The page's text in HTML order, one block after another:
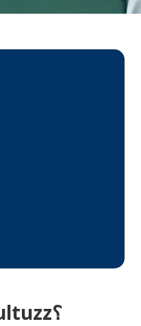
لماذا تستثمر في Cultuzz؟